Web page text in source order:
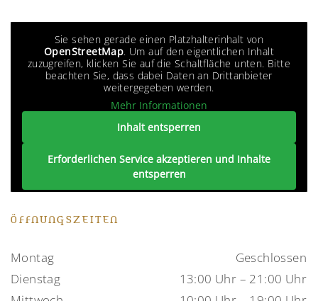
Sie sehen gerade einen Platzhalterinhalt von
OpenStreetMap. Um auf den eigentlichen Inhalt
zuzugreifen, klicken Sie auf die Schaltfläche unten. Bitte
beachten Sie, dass dabei Daten an Drittanbieter
weitergegeben werden.
Mehr Informationen
Inhalt entsperren
Erforderlichen Service akzeptieren und Inhalte
entsperren
ÖFFNUNGSZEITEN
Montag
Geschlossen
Dienstag
13:00 Uhr – 21:00 Uhr